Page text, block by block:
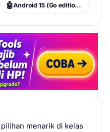
🤖 Android 15 (Go edition), itel OS 15
menarik di kelas